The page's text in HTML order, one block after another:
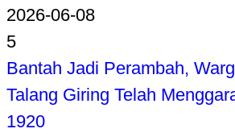
2026-06-08
5
Bantah Jadi Perambah,
Talang Giring Telah
1920